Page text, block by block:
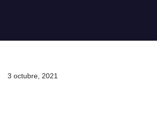
al
3 octubre, 2021